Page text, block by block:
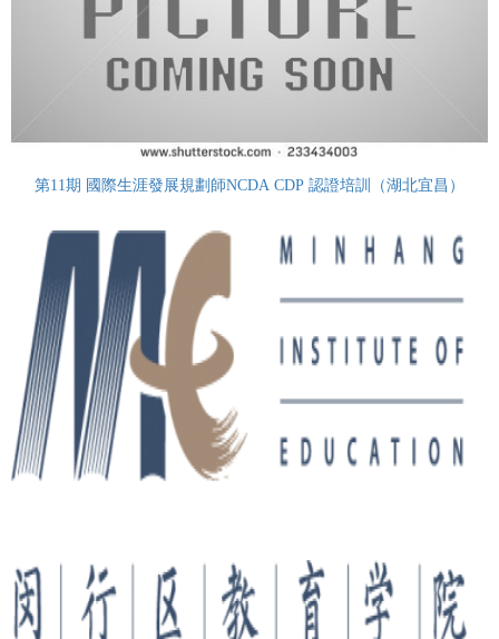
第11期 國際生涯發展規劃師NCDA CDP 認證培訓（湖北宜昌）